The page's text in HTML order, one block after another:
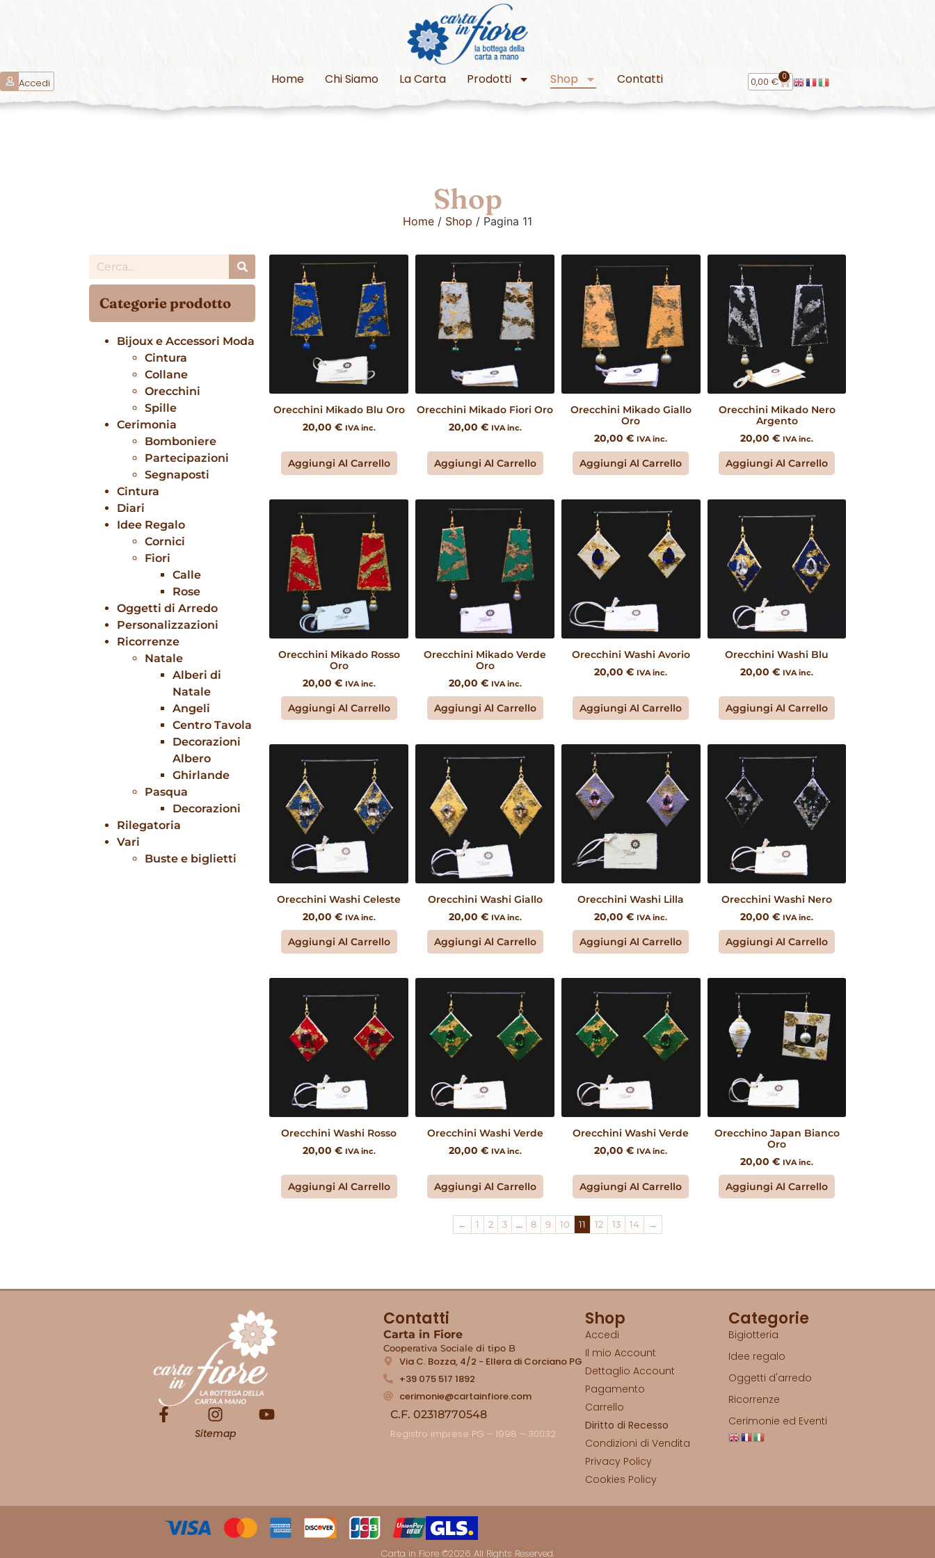
Accedi Home Chi Siamo La Carta Prodotti Shop Contatti 0,00€ 0
Shop
Home / Shop / Pagina 11
Categorie prodotto
Bijoux e Accessori Moda
Cintura
Collane
Orecchini
Spille
Cerimonia
Bomboniere
Partecipazioni
Segnaposti
Cintura
Diari
Idee Regalo
Cornici
Fiori
Calle
Rose
Oggetti di Arredo
Personalizzazioni
Ricorrenze
Natale
Alberi di
Natale
Angeli
Centro Tavola
Decorazioni
Albero
Ghirlande
Pasqua
Decorazioni
Rilegatoria
Vari
Buste e biglietti
Orecchini Mikado Blu Oro
20,00 € IVA inc.
Aggiungi Al Carrello
Orecchini Mikado Fiori Oro
20,00 € IVA inc.
Aggiungi Al Carrello
Orecchini Mikado Giallo
Oro
20,00€ IVA inc.
Aggiungi Al Carrello
Orecchini Mikado Nero
Argento
20,00€ IVA inc.
Aggiungi Al Carrello
Orecchini Mikado Rosso
Oro
20,00 € IVA inc.
Aggiungi Al Carrello
Orecchini Mikado Verde
Oro
20,00 € IVA inc.
Aggiungi Al Carrello
Orecchini Washi Avorio
20,00€ IVA inc.
Aggiungi Al Carrello
Orecchini Washi Blu
20,00€ IVA inc.
Aggiungi Al Carrello
Orecchini Washi Celeste
20,00 € IVA inc.
Aggiungi Al Carrello
Orecchini Washi Giallo
20,00 € IVA inc.
Aggiungi Al Carrello
Orecchini Washi Lilla
20,00€ IVA inc.
Aggiungi Al Carrello
Orecchini Washi Nero
20,00€ IVA inc.
Aggiungi Al Carrello
Orecchini Washi Rosso
20,00 € IVA inc.
Aggiungi Al Carrello
Orecchini Washi Verde
20,00 € IVA inc.
Aggiungi Al Carrello
Orecchini Washi Verde
20,00€ IVA inc.
Aggiungi Al Carrello
Orecchino Japan Bianco
Oro
20,00€ IVA inc.
Aggiungi Al Carrello
← 1 2 3 … 8 9 10 11 12 13 14 →
Sitemap
Contatti
Carta in Fiore
Cooperativa Sociale di tipo B
Via C. Bozza, 4/2 - Ellera di Corciano PG
+39 075 517 1892
cerimonie@cartainfiore.com
C.F. 02318770548
Registro imprese PG – 1998 – 30032
Shop
Accedi
Il mio Account
Dettaglio Account
Pagamento
Carrello
Diritto di Recesso
Condizioni di Vendita
Privacy Policy
Cookies Policy
Categorie
Bigiotteria
Idee regalo
Oggetti d'arredo
Ricorrenze
Cerimonie ed Eventi
Carta in Fiore ©2026 All Rights Reserved.